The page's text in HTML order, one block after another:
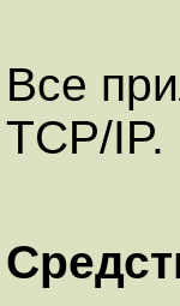
Все
TCP/IP.